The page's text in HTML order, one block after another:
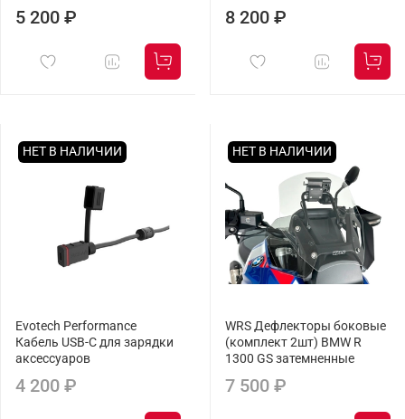
5 200 ₽ 8 200 ₽
НЕТ В НАЛИЧИИ
Evotech Performance
Кабель USB-C для зарядки
аксессуаров
4 200 ₽
НЕТ В НАЛИЧИИ
WRS Дефлекторы боковые
(комплект 2шт) BMW R
1300 GS затемненные
7 500 ₽